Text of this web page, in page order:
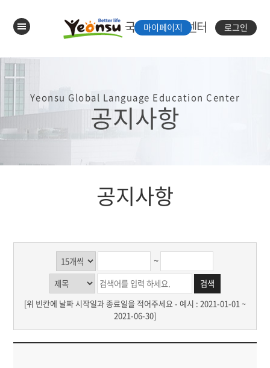
국제언어체험센터
마이페이지 로그인
Yeonsu Global Language Education Center
공지사항
공지사항
~
[위 빈칸에 날짜 시작일과 종료일을 적어주세요 - 예시 : 2021-01-01 ~
2021-06-30]